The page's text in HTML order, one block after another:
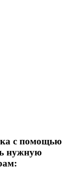
с помощью
нужную